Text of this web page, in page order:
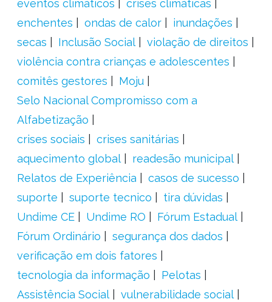
eventos climáticos
crises climáticas
enchentes
ondas de calor
inundações
secas
Inclusão Social
violação de direitos
violência contra crianças e adolescentes
comitês gestores
Moju
Selo Nacional Compromisso com a
Alfabetização
crises sociais
crises sanitárias
aquecimento global
readesão municipal
Relatos de Experiência
casos de sucesso
suporte
suporte tecnico
tira dúvidas
Undime CE
Undime RO
Fórum Estadual
Fórum Ordinário
segurança dos dados
verificação em dois fatores
tecnologia da informação
Pelotas
Assistência Social
vulnerabilidade social